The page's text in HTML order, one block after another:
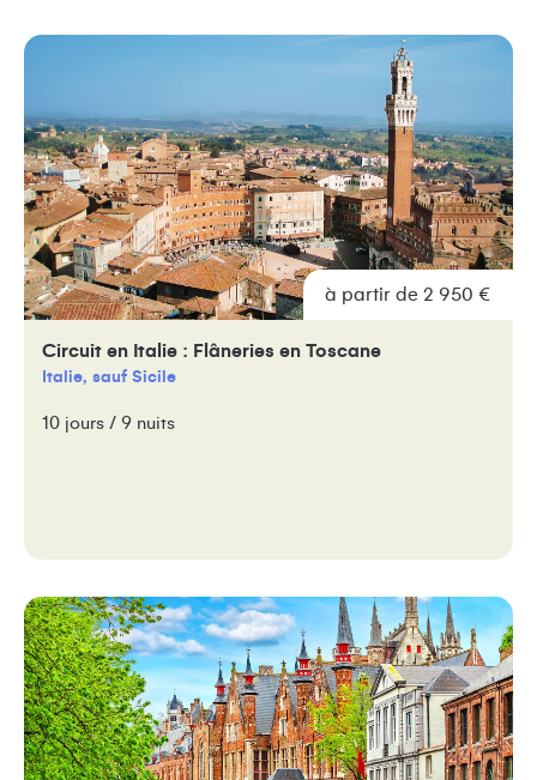
à partir de 2 950 €
Circuit en Italie : Flâneries en Toscane
Italie, sauf Sicile
10 jours / 9 nuits